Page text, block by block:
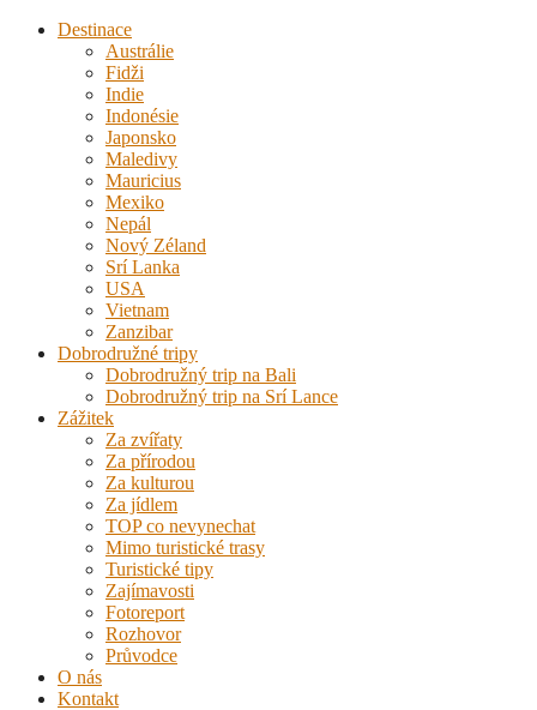
Destinace
Austrálie
Fidži
Indie
Indonésie
Japonsko
Maledivy
Mauricius
Mexiko
Nepál
Nový Zéland
Srí Lanka
USA
Vietnam
Zanzibar
Dobrodružné tripy
Dobrodružný trip na Bali
Dobrodružný trip na Srí Lance
Zážitek
Za zvířaty
Za přírodou
Za kulturou
Za jídlem
TOP co nevynechat
Mimo turistické trasy
Turistické tipy
Zajímavosti
Fotoreport
Rozhovor
Průvodce
O nás
Kontakt